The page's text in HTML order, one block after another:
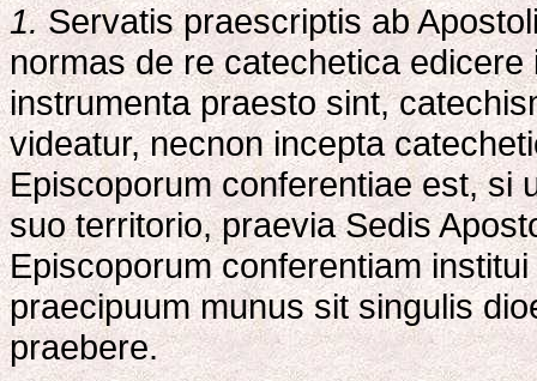
1.Servatis praescriptis ab
normas de re catechetica
instrumenta praesto sint,
videatur, necnon incepta
Episcoporum conferentiae est, si
suo territorio, praevia Sedis
Episcoporum conferentiam
praecipuum munus sit singulis
praebere.